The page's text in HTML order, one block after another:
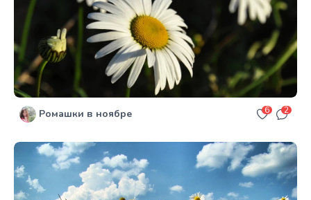
Ромашки в ноябре 6 2